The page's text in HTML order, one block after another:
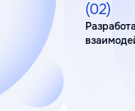
(02)